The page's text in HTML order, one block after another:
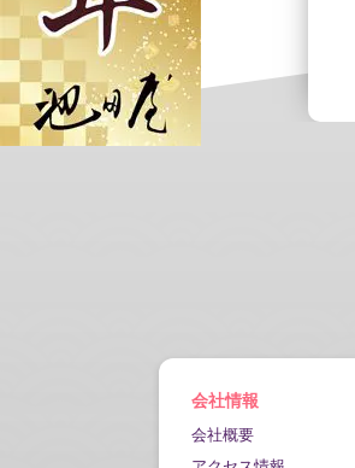
会社情報
会社概要